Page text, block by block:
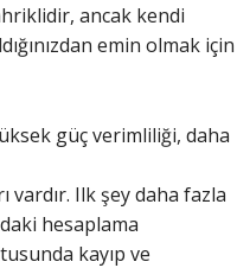
ancak kendi
emin olmak için
güç verimliliği, daha
Ilk şey daha fazla
hesaplama
kayıp ve